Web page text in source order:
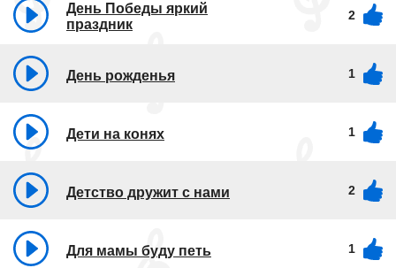
День Победы яркий
праздник
2
День рожденья 1
Дети на конях 1
Детство дружит с нами 2
Для мамы буду петь 1